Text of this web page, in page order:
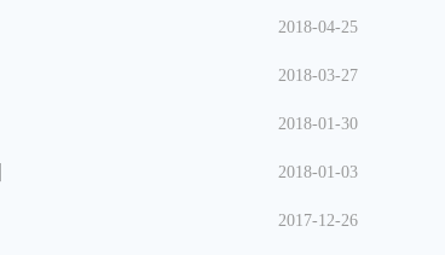
2018-04-25
2018-03-27
2018-01-30
2018-01-03
2017-12-26